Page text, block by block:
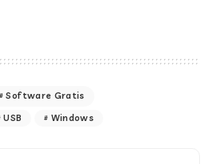
Software Gratis
USB Windows